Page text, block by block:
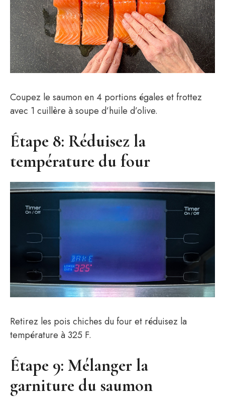
Coupez le saumon en 4 portions égales et frottez
avec 1 cuillère à soupe d’huile d’olive.
Étape 8: Réduisez la
température du four
Retirez les pois chiches du four et réduisez la
température à 325 F.
Étape 9: Mélanger la
garniture du saumon